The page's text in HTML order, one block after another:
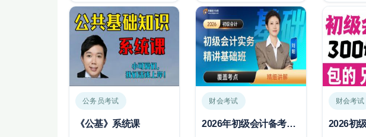
公务员考试
《公基》系统课
财会考试
2026年初级会计备考细学基础班
财会考试